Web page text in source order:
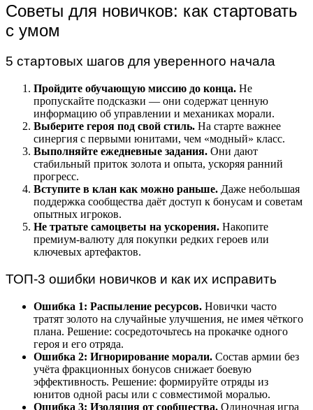
Советы для новичков: как стартовать
с умом
5 стартовых шагов для уверенного начала
Пройдите обучающую миссию до конца. Не
пропускайте подсказки — они содержат ценную
информацию об управлении и механиках морали.
Выберите героя под свой стиль. На старте важнее
синергия с первыми юнитами, чем «модный» класс.
Выполняйте ежедневные задания. Они дают
стабильный приток золота и опыта, ускоряя ранний
прогресс.
Вступите в клан как можно раньше. Даже небольшая
поддержка сообщества даёт доступ к бонусам и советам
опытных игроков.
Не тратьте самоцветы на ускорения. Накопите
премиум-валюту для покупки редких героев или
ключевых артефактов.
ТОП-3 ошибки новичков и как их исправить
Ошибка 1: Распыление ресурсов. Новички часто
тратят золото на случайные улучшения, не имея чёткого
плана. Решение: сосредоточьтесь на прокачке одного
героя и его отряда.
Ошибка 2: Игнорирование морали. Состав армии без
учёта фракционных бонусов снижает боевую
эффективность. Решение: формируйте отряды из
юнитов одной расы или с совместимой моралью.
Ошибка 3: Изоляция от сообщества. Одиночная игра